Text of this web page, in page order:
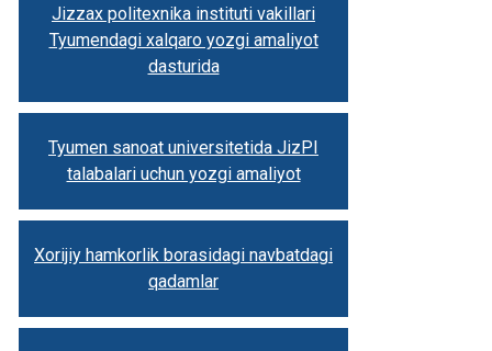
Jizzax politexnika instituti vakillari
Tyumendagi xalqaro yozgi amaliyot
dasturida
Tyumen sanoat universitetida JizPI
talabalari uchun yozgi amaliyot
Xorijiy hamkorlik borasidagi navbatdagi
qadamlar